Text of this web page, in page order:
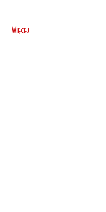
Więcej